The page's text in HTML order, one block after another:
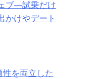
ブ―試乗だけ
かけやデート
性を両立した